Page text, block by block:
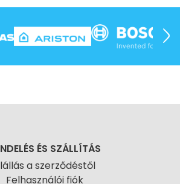
ÉS SZÁLLÍTÁS
a szerződéstől
Felhasználói fiók